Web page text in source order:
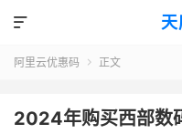
天

阿里云优惠码  正文
2024年购买西部数